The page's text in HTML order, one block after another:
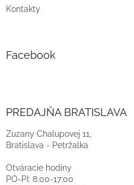
Kontakty
Facebook
PREDAJŇA BRATISLAVA
Zuzany Chalupovej 11,
Bratislava - Petržalka
Otváracie hodiny
PO-PI: 8:00-17:00